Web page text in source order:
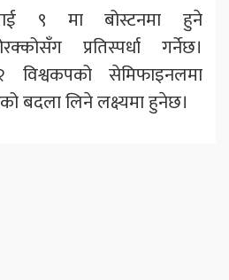
९ मा बोस्टनमा हुने
प्रतिस्पर्धा गर्नेछ।
सेमिफाइनलमा
बदला लिने लक्ष्यमा हुनेछ।